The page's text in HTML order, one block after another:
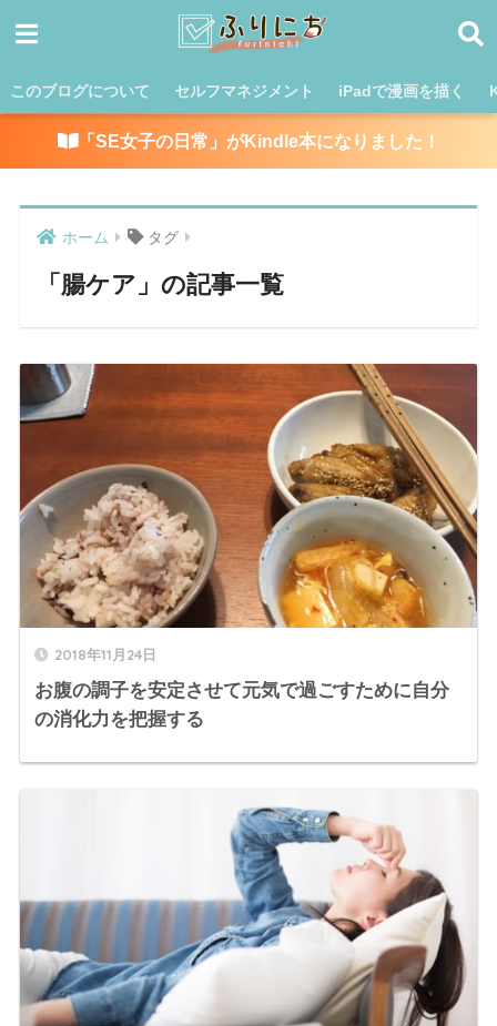
このブログについて セルフマネジメント iPadで漫画を描く
「SE女子の日常」がKindle本になりました！
ホーム タグ
「腸ケア」の記事一覧
2018年11月24日
お腹の調子を安定させて元気で過ごすために自分
の消化力を把握する